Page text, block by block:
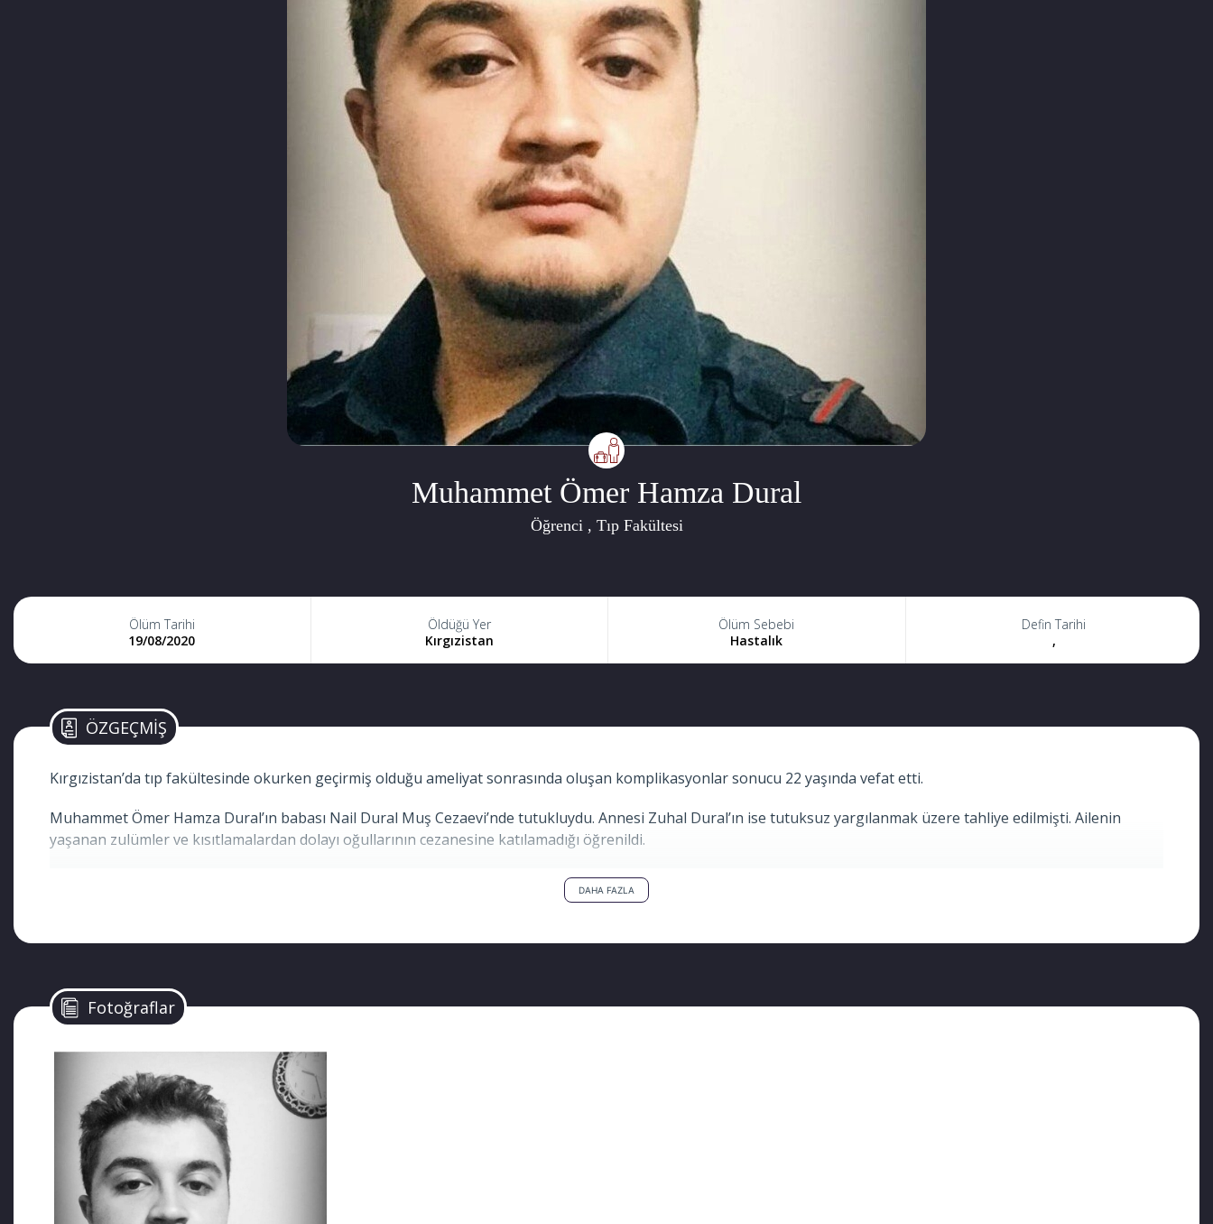
Muhammet Ömer Hamza Dural
Öğrenci , Tıp Fakültesi
Ölüm Tarihi
19/08/2020
Öldüğü Yer
Kırgızistan
Ölüm Sebebi
Hastalık
Defin Tarihi
,
ÖZGEÇMİŞ
Kırgızistan’da tıp fakültesinde okurken geçirmiş olduğu ameliyat sonrasında oluşan komplikasyonlar sonucu 22 yaşında vefat etti.
Muhammet Ömer Hamza Dural’ın babası Nail Dural Muş Cezaevi’nde tutukluydu. Annesi Zuhal Dural’ın ise tutuksuz yargılanmak üzere tahliye edilmişti. Ailenin
yaşanan zulümler ve kısıtlamalardan dolayı oğullarının cezanesine katılamadığı öğrenildi.
DAHA FAZLA
Fotoğraflar